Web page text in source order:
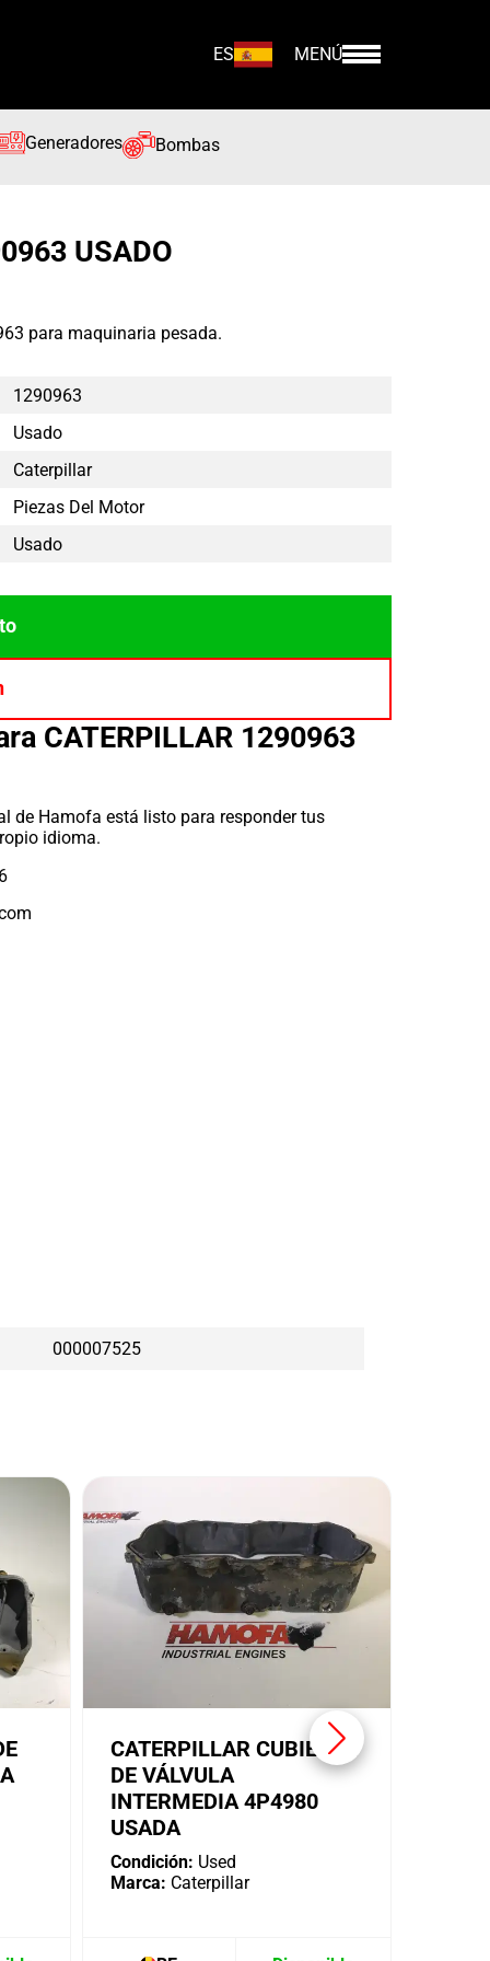
ES MENÚ
Generadores Bombas
USADO
para maquinaria pesada.
1290963
Usado
Caterpillar
Piezas Del Motor
Usado
CATERPILLAR 1290963
de Hamofa está listo para responder tus
idioma.
000007525
CATERPILLAR CUBIERTA
DE VÁLVULA
INTERMEDIA 4P4980
USADA
Condición: Used
Marca: Caterpillar